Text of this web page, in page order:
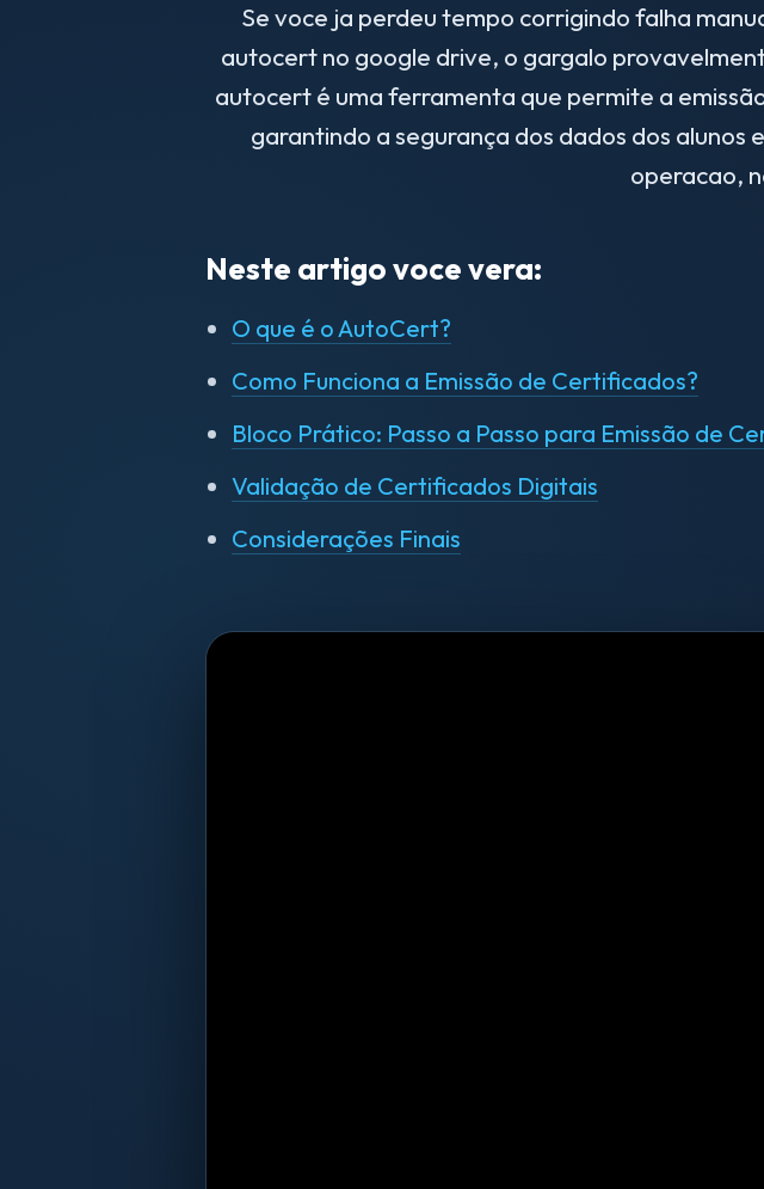
Se voce ja perdeu tempo corrigindo falha
autocert no google drive, o gargalo
autocert é uma ferramenta que permite a
garantindo a segurança dos dados dos
operacao,
Neste artigo voce vera:
O que é o AutoCert?
Como Funciona a Emissão de Certificados?
Bloco Prático: Passo a Passo para Emissão de
Validação de Certificados Digitais
Considerações Finais